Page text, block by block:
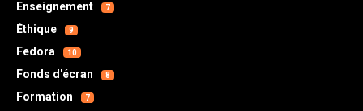
Enseignement 7
Éthique 9
Fedora 10
Fonds d'écran 8
Formation 7